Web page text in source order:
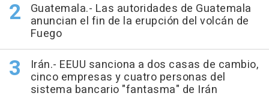
Guatemala.- Las autoridades de Guatemala
anuncian el fin de la erupción del volcán de
Fuego
Irán.- EEUU sanciona a dos casas de cambio,
cinco empresas y cuatro personas del
sistema bancario "fantasma" de Irán